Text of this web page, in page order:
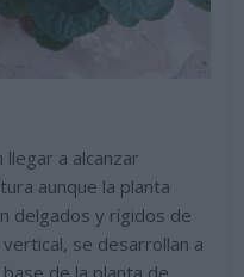
a alcanzar
aunque la planta
delgados y rígidos de
se desarrollan a
de la planta de